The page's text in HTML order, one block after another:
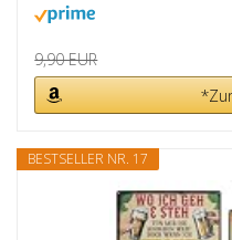
9,90 EUR
BESTSELLER NR. 17